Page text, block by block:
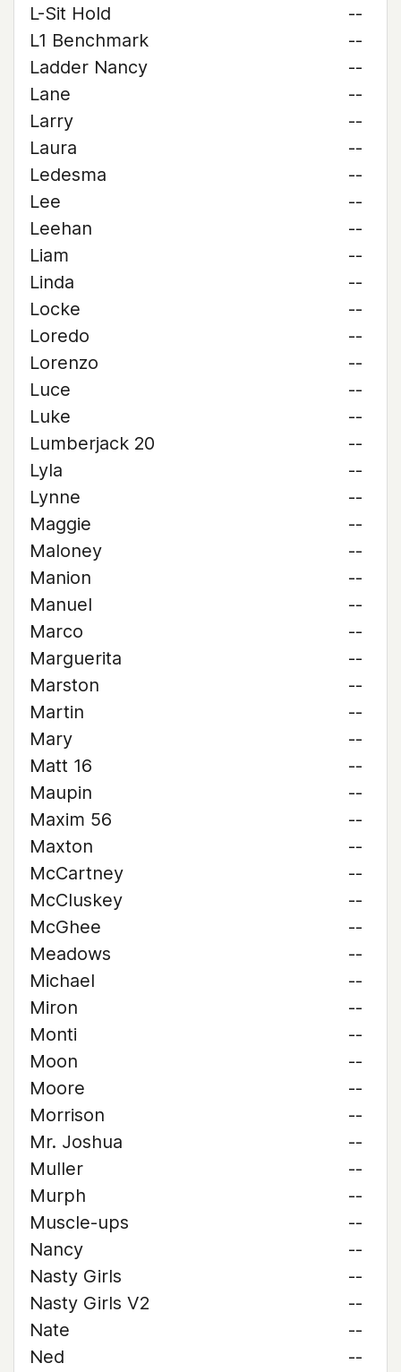
L-Sit Hold
--
L1 Benchmark
--
Ladder Nancy
--
Lane
--
Larry
--
Laura
--
Ledesma
--
Lee
--
Leehan
--
Liam
--
Linda
--
Locke
--
Loredo
--
Lorenzo
--
Luce
--
Luke
--
Lumberjack 20
--
Lyla
--
Lynne
--
Maggie
--
Maloney
--
Manion
--
Manuel
--
Marco
--
Marguerita
--
Marston
--
Martin
--
Mary
--
Matt 16
--
Maupin
--
Maxim 56
--
Maxton
--
McCartney
--
McCluskey
--
McGhee
--
Meadows
--
Michael
--
Miron
--
Monti
--
Moon
--
Moore
--
Morrison
--
Mr. Joshua
--
Muller
--
Murph
--
Muscle-ups
--
Nancy
--
Nasty Girls
--
Nasty Girls V2
--
Nate
--
Ned
--